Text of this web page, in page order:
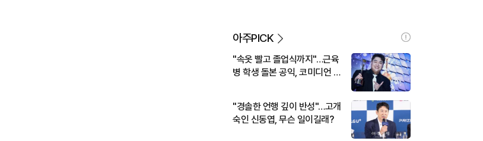
아주PICK
"속옷 빨고 졸업식까지"…근육
병 학생 돌본 공익, 코미디언 김
"경솔한 언행 깊이 반성"…고개
숙인 신동엽, 무슨 일이길래?